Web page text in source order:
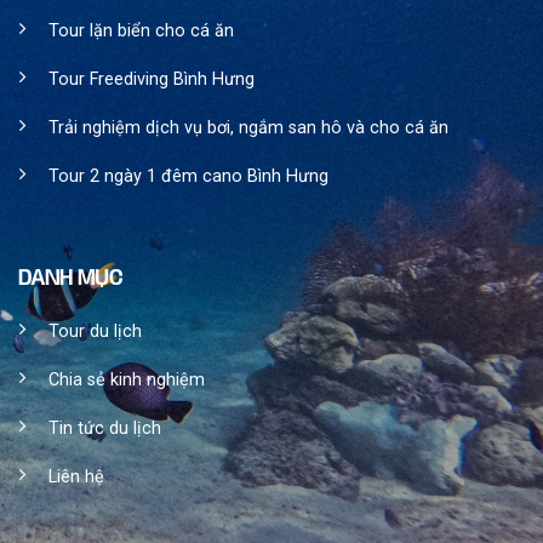
Tour lặn biển cho cá ăn
Tour Freediving Bình Hưng
Trải nghiệm dịch vụ bơi, ngắm san hô và cho cá ăn
Tour 2 ngày 1 đêm cano Bình Hưng
DANH MỤC
Tour du lịch
Chia sẻ kinh nghiệm
Tin tức du lịch
Liên hệ